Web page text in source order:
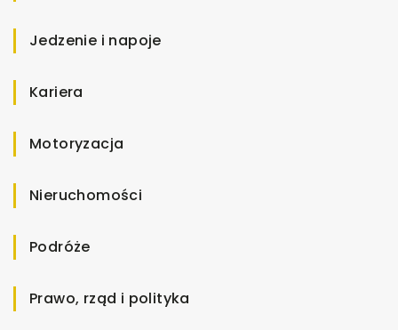
Jedzenie i napoje
Kariera
Motoryzacja
Nieruchomości
Podróże
Prawo, rząd i polityka